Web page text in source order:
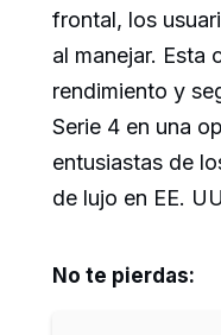
frontal, los
al manejar. Esta
rendimiento y
Serie 4 en una
entusiastas de
de lujo en EE.
No te pierdas: